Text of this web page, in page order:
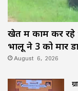
खेत में काम कर रहे
भालू ने 3 को मार
August 6, 2026